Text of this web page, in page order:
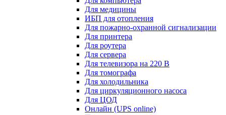
Для медицины
ИБП для отопления
Для пожарно-охранной сигнализации
Для принтера
Для роутера
Для сервера
Для телевизора на 220 В
Для томографа
Для холодильника
Для циркуляционного насоса
Для ЦОД
Онлайн (UPS online)